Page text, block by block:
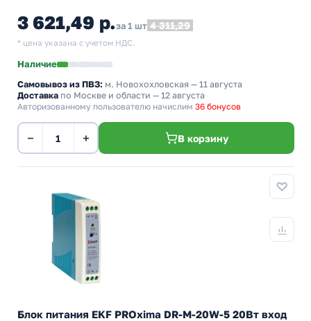
3 621,49 р.за 1 шт 4 311,29
* цена указана с учетом НДС.
Наличие
Самовывоз из ПВЗ: м. Новохохловская — 11 августа
Доставка по Москве и области — 12 августа
Авторизованному пользователю начислим 36 бонусов
− + В корзину
Блок питания EKF PROxima DR-M-20W-5 20Вт вход